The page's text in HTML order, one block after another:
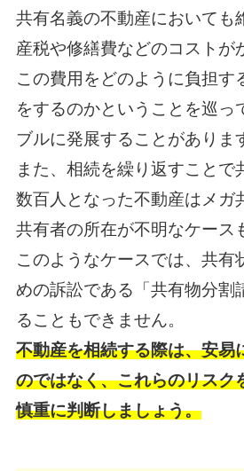
共有名義の不動産においても
産税や修繕費などのコストが
この費用をどのように負担す
をするのかということを巡っ
ブルに発展することがありま
また、相続を繰り返すことで
数百人となった不動産はメガ
共有者の所在が不明なケース
このようなケースでは、共有
めの訴訟である「共有物分割
ることもできません。
不動産を相続する際は、安易
のではなく、これらのリスク
慎重に判断しましょう。